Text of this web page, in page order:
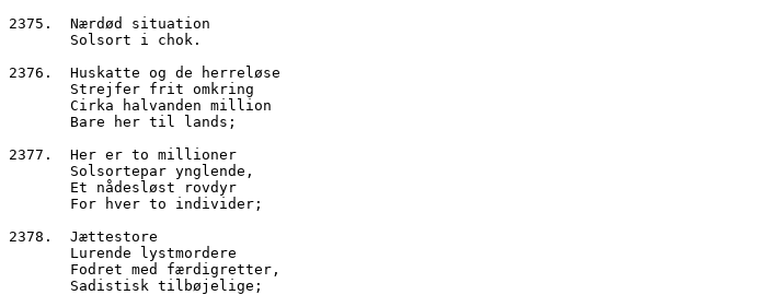
2375.  Nærdød situation
       Solsort i chok.
2376.  Huskatte og de herreløse
       Strejfer frit omkring
       Cirka halvanden million
       Bare her til lands;
2377.  Her er to millioner
       Solsortepar ynglende,
       Et nådesløst rovdyr
       For hver to individer;
2378.  Jættestore
       Lurende lystmordere
       Fodret med færdigretter,
       Sadistisk tilbøjelige;